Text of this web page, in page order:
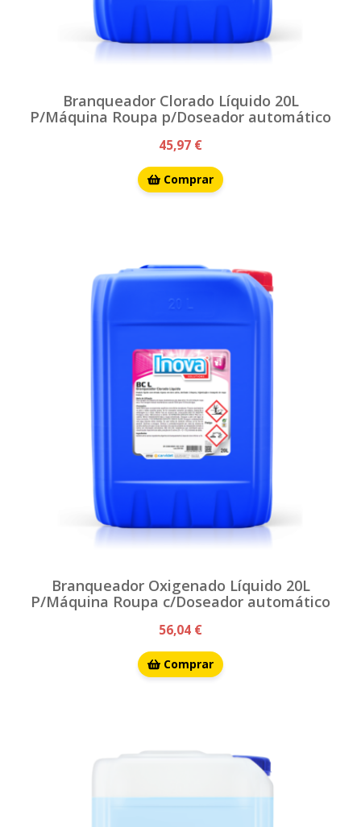
Branqueador Clorado Líquido 20L
P/Máquina Roupa p/Doseador automático
45,97 €
Comprar
Branqueador Oxigenado Líquido 20L
P/Máquina Roupa c/Doseador automático
56,04 €
Comprar